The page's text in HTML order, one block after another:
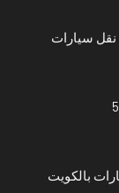
سيارات
بالكويت